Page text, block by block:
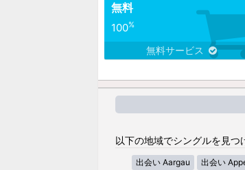
無料
100%
無料サービス
以下の地域でシングルを見つ
出会い Aargau 出会い